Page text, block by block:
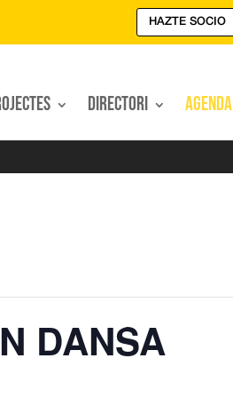
HAZTE SOCIO
Directori Agenda
DANSA